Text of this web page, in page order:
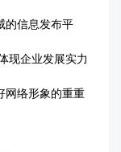
的信息发布平
现企业发展实力
网络形象的重重